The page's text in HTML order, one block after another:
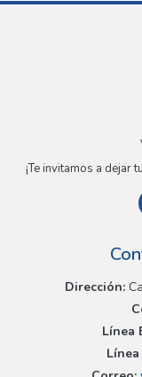
¡Te invitamos a dejar
Dirección:
Línea